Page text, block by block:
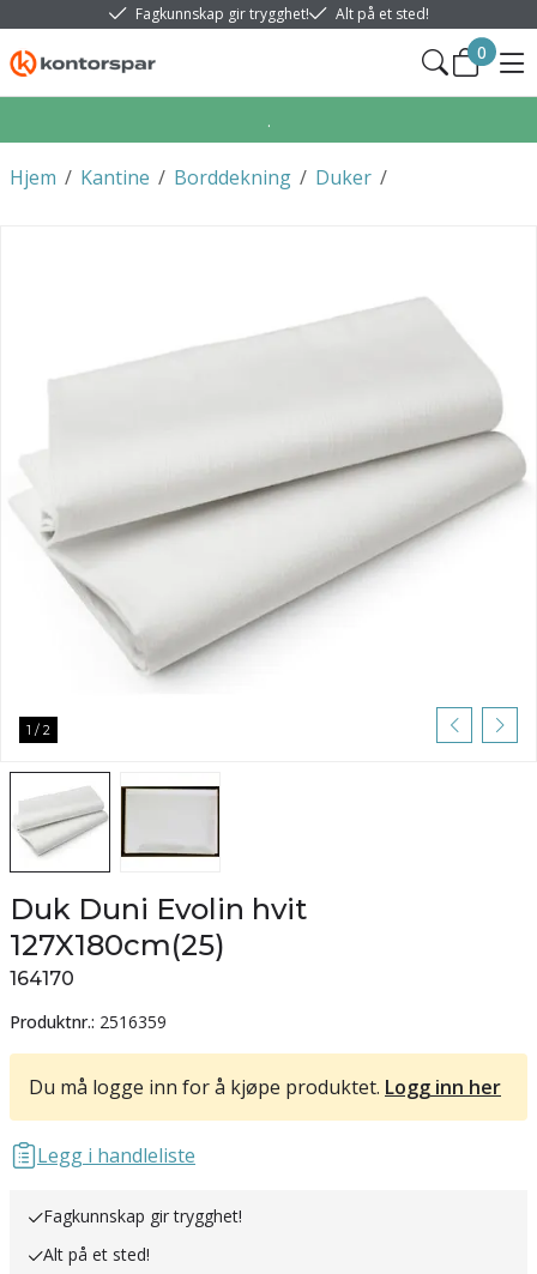
Fagkunnskap gir trygghet! Alt på et sted!
0
.
/
Hjem /
Kantine /
Borddekning /
Duker
1 / 2
Duk Duni Evolin hvit
127X180cm(25)
164170
Produktnr.: 2516359
Du må logge inn for å kjøpe produktet. Logg inn her
Legg i handleliste
Fagkunnskap gir trygghet!
Alt på et sted!